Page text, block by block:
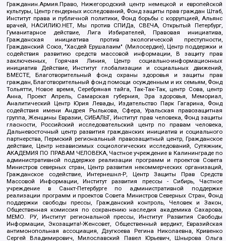
Гражданин.Армия.Право, Нижегородский центр немецкой и европейской
культуры, Центр гендерных исследований, Фонд защиты прав граждан Штаб,
Институт права и публичной политики, Фонд борьбы с коррупцией, Альянс
врачей, НАСИЛИЮ.НЕТ, Мы против СПИДа, СВЕЧА, Открытый Петербург,
Гуманитарное действие, Лига Избирателей, Правовая инициатива,
Гражданская инициатива против экологической преступности,
Гражданский Союз, "Хасдей Ерушалаим" (Милосердие), Центр поддержки и
содействия развитию средств массовой информации, В защиту прав
заключенных, Горячая Линия, Центр социально-информационных
инициатив Действие, Институт глобализации и социальных движений,
ВМЕСТЕ, Благотворительный фонд охраны здоровья и защиты прав
граждан, Благотворительный фонд помощи осужденным и их семьям, Фонд
Тольятти, Новое время, Серебряная тайга, Так-Так-Так, центр Сова, центр
Анна, Проект Апрель, Самарская губерния, Эра здоровья, Мемориал,
Аналитический Центр Юрия Левады, Издательство Парк Гагарина, Фонд
содействия имени Андрея Рылькова, Сфера, Уральская правозащитная
группа, Женщины Евразии, СИБАЛЬТ, Институт прав человека, Фонд защиты
гласности, Российский исследовательский центр по правам человека,
Дальневосточный центр развития гражданских инициатив и социального
партнерства, Пермский региональный правозащитный центр, Гражданское
действие, Центр независимых социологических исследований, Сутяжник,
АКАДЕМИЯ ПО ПРАВАМ ЧЕЛОВЕКА, Частное учреждение в Калининграде по
административной поддержке реализации программ и проектов Совета
Министров северных стран, Центр развития некоммерческих организаций,
Гражданское содействие, Интернешнл-Р, Центр Защиты Прав Средств
Массовой Информации, Институт развития прессы - Сибирь, Частное
учреждение в Санкт-Петербурге по административной поддержке
реализации программ и проектов Совета Министров Северных Стран, Фонд
поддержки свободы прессы, Гражданский контроль, Человек и Закон,
Общественная комиссия по сохранению наследия академика Сахарова,
МЕМО. РУ, Институт региональной прессы, Институт Развития Свободы
Информации, Экозащита!-Женсовет, Общественный вердикт, Евразийская
антимонопольная ассоциация, Дзугкоева Регина Николаевна, Кривенко
Сергей Владимирович, Милославский Павел Юрьевич, Шнырова Ольга